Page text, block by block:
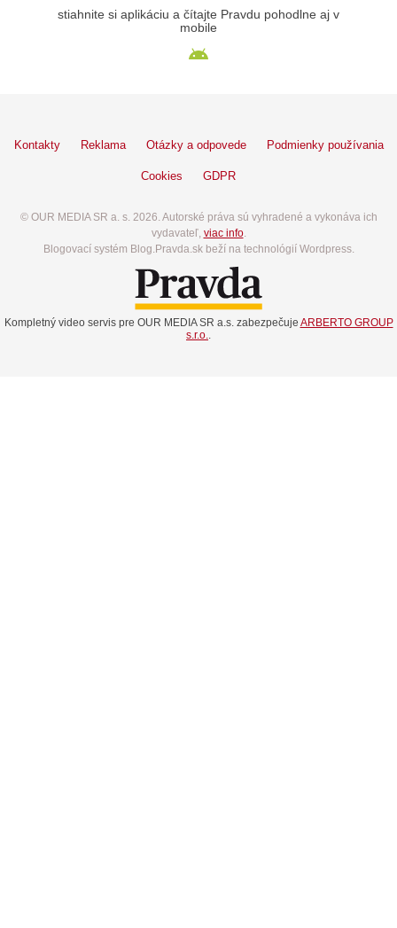
stiahnite si aplikáciu a čítajte Pravdu pohodlne aj v
mobile
Kontakty Reklama Otázky a odpovede Podmienky používania
Cookies GDPR
© OUR MEDIA SR a. s. 2026. Autorské práva sú vyhradené a vykonáva ich
vydavateľ, viac info.
Blogovací systém Blog.Pravda.sk beží na technológií Wordpress.
Kompletný video servis pre OUR MEDIA SR a.s. zabezpečuje ARBERTO GROUP
s.r.o..